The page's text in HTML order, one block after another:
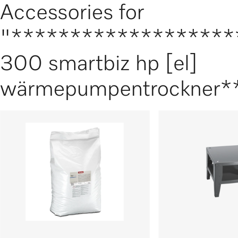
Accessories for
300 smartbiz hp [el]